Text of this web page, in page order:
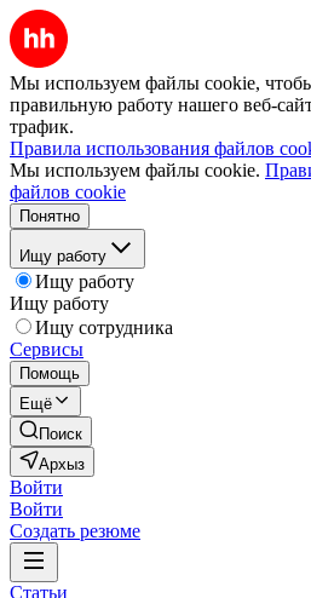
Мы используем файлы cookie,
правильную работу нашего веб-
трафик.
Правила использования файлов
Мы используем файлы cookie.
файлов cookie
Понятно
Ищу работу
Ищу работу
Ищу работу
Ищу сотрудника
Сервисы
Помощь
Ещё
Поиск
Архыз
Войти
Войти
Создать резюме
Статьи